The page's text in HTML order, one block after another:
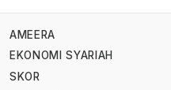
AMEERA
EKONOMI SYARIAH
SKOR